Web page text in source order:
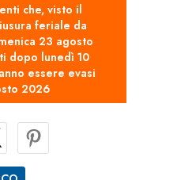
che, visto il
feriale da
23 agosto
dopo lunedì 10
essere evasi
2026